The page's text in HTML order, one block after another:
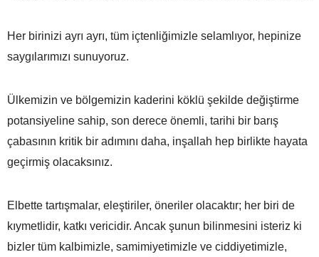
Her birinizi ayrı ayrı, tüm içtenliğimizle selamlıyor, hepinize
saygılarımızı sunuyoruz.
Ülkemizin ve bölgemizin kaderini köklü şekilde değiştirme
potansiyeline sahip, son derece önemli, tarihi bir barış
çabasının kritik bir adımını daha, inşallah hep birlikte hayata
geçirmiş olacaksınız.
Elbette tartışmalar, eleştiriler, öneriler olacaktır; her biri de
kıymetlidir, katkı vericidir. Ancak şunun bilinmesini isteriz ki
bizler tüm kalbimizle, samimiyetimizle ve ciddiyetimizle,